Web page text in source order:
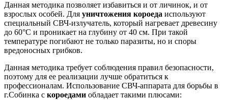
Данная методика позволяет избавиться и от личинок, и от
взрослых особей. Для уничтожения короеда используют
специальный СВЧ-излучатель, который нагревает древесину
до 60°C и проникает на глубину от 40 см. При такой
температуре погибают не только паразиты, но и споры
вредоносных грибков.
Данная методика требует соблюдения правил безопасности,
поэтому для ее реализации лучше обратиться к
профессионалам. Использование СВЧ-аппарата для борьбы в
г.Собинка с короедами обладает такими плюсами: